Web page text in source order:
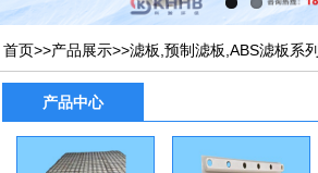
首页>>产品展示>>滤板,预制滤板,ABS滤板系列
产品中心